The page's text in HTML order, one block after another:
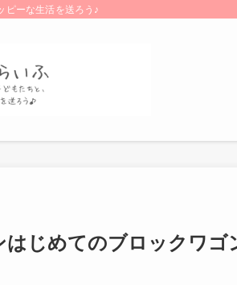
ピーな生活を送ろう♪
はじめてのブロックワゴ